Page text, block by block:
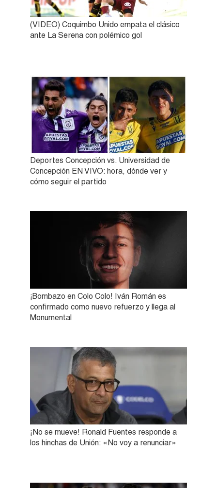
(VIDEO) Coquimbo Unido empata el clásico
ante La Serena con polémico gol
Deportes Concepción vs. Universidad de
Concepción EN VIVO: hora, dónde ver y
cómo seguir el partido
¡Bombazo en Colo Colo! Iván Román es
confirmado como nuevo refuerzo y llega al
Monumental
¡No se mueve! Ronald Fuentes responde a
los hinchas de Unión: «No voy a renunciar»